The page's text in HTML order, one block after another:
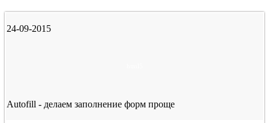
24-09-2015
Autofill - делаем заполнение форм проще